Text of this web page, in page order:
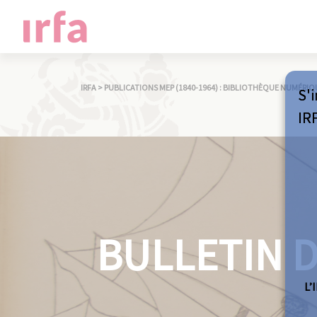
IRFA > PUBLICATIONS MEP (1840-1964) : BIBLIOTHÈQUE
BULLETIN